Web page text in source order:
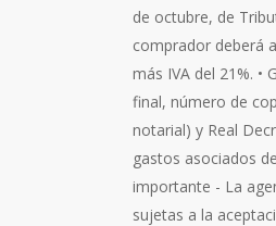
de octubre, de
comprador deberá
más IVA del 21%. •
final, número de
notarial) y Real
gastos asociados
importante - La
sujetas a la